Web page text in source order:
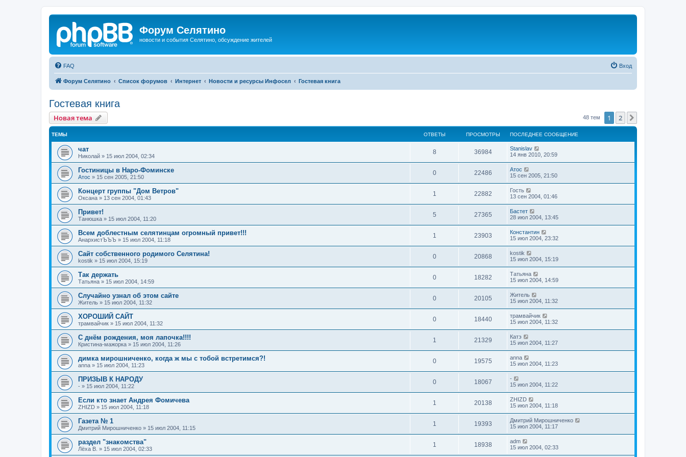
Форум Селятино
новости и события Селятино, обсуждение жителей
FAQ Вход
Форум Селятино Список форумов Интернет Новости и ресурсы Инфосел Гостевая книга
Гостевая книга
Новая тема 48 тем 1 2
ТЕМЫ ОТВЕТЫ ПРОСМОТРЫ ПОСЛЕДНЕЕ СООБЩЕНИЕ
чат
Николай » 15 июл 2004, 02:34
8 36984
Stanislav
14 янв 2010, 20:59
Гостиницы в Наро-Фоминске
Атос » 15 сен 2005, 21:50
0 22486
Атос
15 сен 2005, 21:50
Концерт группы "Дом Ветров"
Оксана » 13 сен 2004, 01:43
1 22882
Гость
13 сен 2004, 01:46
Привет!
Танюшка » 15 июл 2004, 11:20
5 27365
Бастет
28 июл 2004, 13:45
Всем доблестным селятинцам огромный привет!!!
АнархистЪЪЪ » 15 июл 2004, 11:18
1 23903
Константин
15 июл 2004, 23:32
Сайт собственного родимого Селятина!
kostik » 15 июл 2004, 15:19
0 20868
kostik
15 июл 2004, 15:19
Так держать
Татьяна » 15 июл 2004, 14:59
0 18282
Татьяна
15 июл 2004, 14:59
Случайно узнал об этом сайте
Житель » 15 июл 2004, 11:32
0 20105
Житель
15 июл 2004, 11:32
ХОРОШИЙ САЙТ
трамвайчик » 15 июл 2004, 11:32
0 18440
трамвайчик
15 июл 2004, 11:32
С днём рождения, моя лапочка!!!!
Кристина-мажорка » 15 июл 2004, 11:26
1 21329
Катэ
15 июл 2004, 11:27
димка мирошниченко, когда ж мы с тобой встретимся?!
anna » 15 июл 2004, 11:23
0 19575
anna
15 июл 2004, 11:23
ПРИЗЫВ К НАРОДУ
- » 15 июл 2004, 11:22
0 18067
-
15 июл 2004, 11:22
Если кто знает Андрея Фомичева
ZHIZD » 15 июл 2004, 11:18
1 20138
ZHIZD
15 июл 2004, 11:18
Газета № 1
Дмитрий Мирошниченко » 15 июл 2004, 11:15
1 19393
Дмитрий Мирошниченко
15 июл 2004, 11:17
раздел "знакомства"
Лёха В. » 15 июл 2004, 02:33
1 18938
adm
15 июл 2004, 02:33